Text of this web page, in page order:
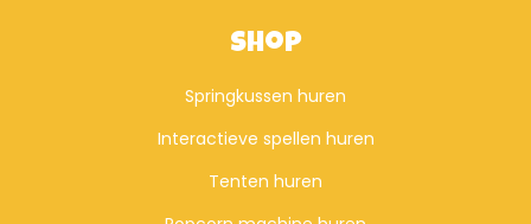
Shop
Springkussen huren
Interactieve spellen huren
Tenten huren